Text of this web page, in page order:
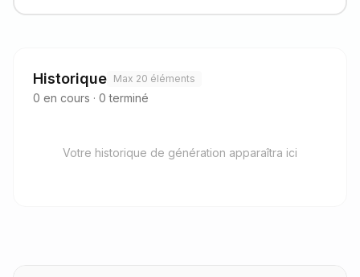
Historique Max 20 éléments
0 en cours · 0 terminé
Votre historique de génération apparaîtra ici